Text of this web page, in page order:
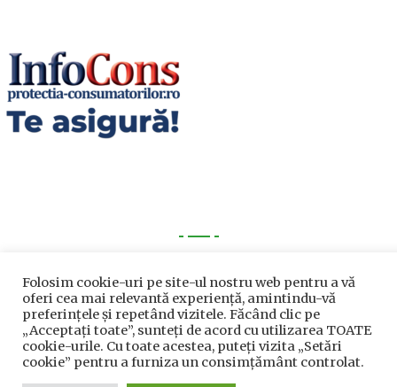
Utile
Telefoane utile
Acte Necesare/Ghid
Folosim cookie-uri pe site-ul nostru web pentru a vă
oferi cea mai relevantă experiență, amintindu-vă
preferințele și repetând vizitele. Făcând clic pe
„Acceptați toate”, sunteți de acord cu utilizarea TOATE
cookie-urile. Cu toate acestea, puteți vizita „Setări
cookie” pentru a furniza un consimțământ controlat.